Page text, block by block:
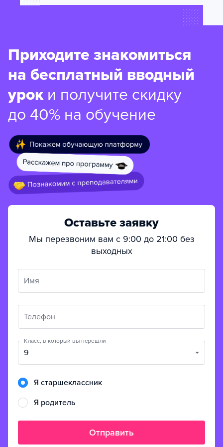
Приходите знакомиться
на бесплатный вводный
уроки получите скидку
до 40% на обучение
Оставьте заявку
Мы перезвоним вам с 9:00 до 21:00 без
выходных
Имя
Телефон
Класс, в который вы перешли
9
Я старшеклассник
Я родитель
Отправить